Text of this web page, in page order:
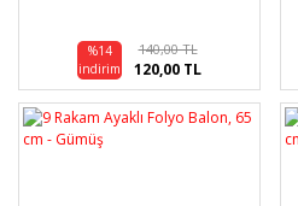
%14
indirim
140,00 TL
120,00 TL